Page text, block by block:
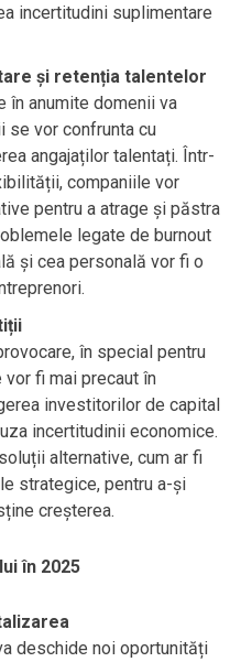
incertitudini suplimentare
și retenția talentelor
în anumite domenii va
se vor confrunta cu
angajaților talentați. Într-
companiile vor
pentru a atrage și păstra
legate de burnout
și cea personală vor fi o
în special pentru
fi mai precaut în
investitorilor de capital
incertitudinii economice.
alternative, cum ar fi
strategice, pentru a-și
creșterea.
în 2025
deschide noi oportunități